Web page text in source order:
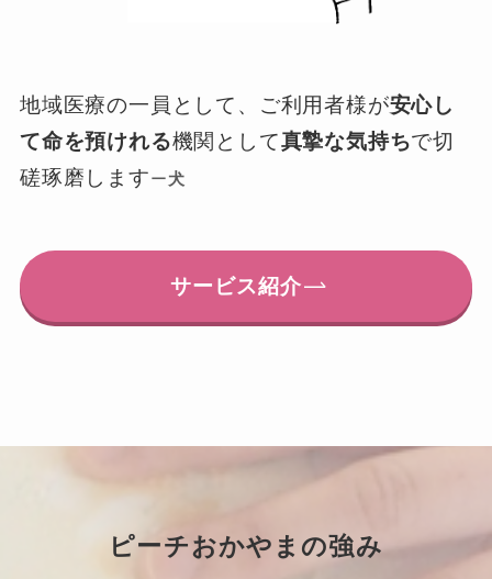
地域医療の一員として、ご利用者様が安心し
て命を預けれる機関として真摯な気持ちで切
磋琢磨しますー犬
サービス紹介
ピーチおかやまの強み